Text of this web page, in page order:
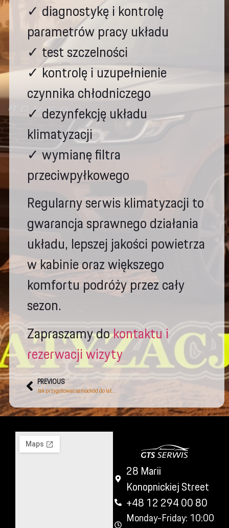
✓ diagnostykę i kontrolę
parametrów pracy układu
✓ test szczelności
✓ kontrolę i uzupełnienie
czynnika chłodniczego
✓ dezynfekcję układu
klimatyzacji
✓ wymianę filtra
przeciwpyłkowego
Regularny serwis klimatyzacji to
gwarancja sprawnego działania
układu, lepszej jakości powietrza
w kabinie oraz większego
komfortu podróży przez cały
sezon.
Zapraszamy dokontaktu i
rezerwacji wizyty
PREVIOUS
Jak przygotować samochód do lata? Kompleksowy poradnik dla kierowców
28 Marii
Konopnickiej Street
+48 12 294 00 80
Monday-Friday: 10:00